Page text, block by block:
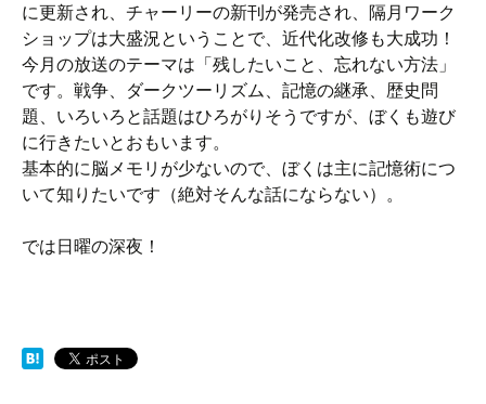
に更新され、チャーリーの新刊が発売され、隔月ワーク
ショップは大盛況ということで、近代化改修も大成功！
今月の放送のテーマは「残したいこと、忘れない方法」
です。戦争、ダークツーリズム、記憶の継承、歴史問
題、いろいろと話題はひろがりそうですが、ぼくも遊び
に行きたいとおもいます。
基本的に脳メモリが少ないので、ぼくは主に記憶術につ
いて知りたいです（絶対そんな話にならない）。
では日曜の深夜！